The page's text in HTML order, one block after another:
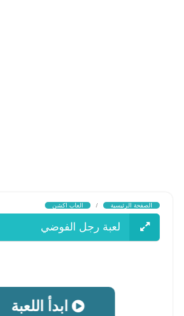
الصفحة الرئيسية / العاب اكشن
لعبة رجل الفوضي
ابدأ اللعبة